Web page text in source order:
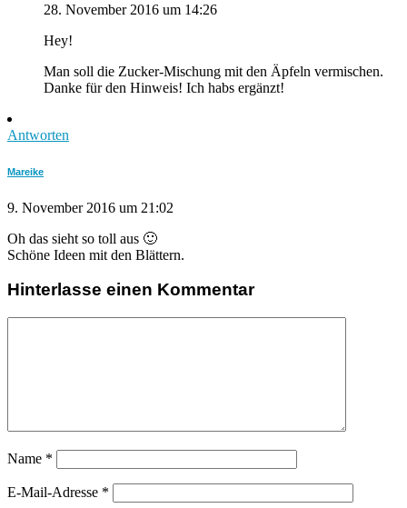
28. November 2016 um 14:26
Hey!
Man soll die Zucker-Mischung mit den Äpfeln vermischen.
Danke für den Hinweis! Ich habs ergänzt!
Antworten
Mareike
9. November 2016 um 21:02
Oh das sieht so toll aus 🙂
Schöne Ideen mit den Blättern.
Hinterlasse einen Kommentar
Name *
E-Mail-Adresse *